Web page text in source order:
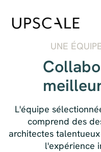
UNE
L'équipe
comprend des
architectes
l'expérience